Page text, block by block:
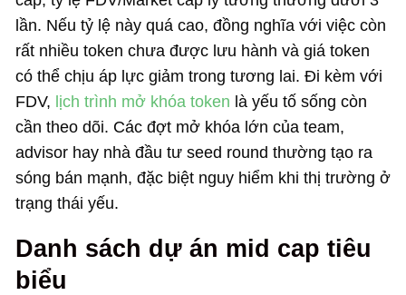
lần. Nếu tỷ lệ này quá cao, đồng nghĩa với việc còn
rất nhiều token chưa được lưu hành và giá token
có thể chịu áp lực giảm trong tương lai. Đi kèm với
FDV, lịch trình mở khóa token là yếu tố sống còn
cần theo dõi. Các đợt mở khóa lớn của team,
advisor hay nhà đầu tư seed round thường tạo ra
sóng bán mạnh, đặc biệt nguy hiểm khi thị trường ở
trạng thái yếu.
Danh sách dự án mid cap tiêu
biểu